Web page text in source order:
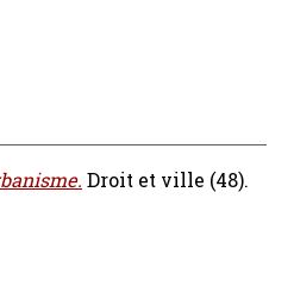
Droit et ville (48).